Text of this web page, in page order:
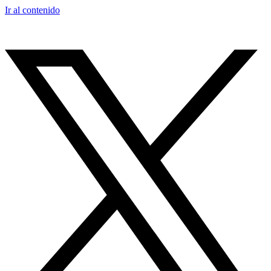
Ir al contenido